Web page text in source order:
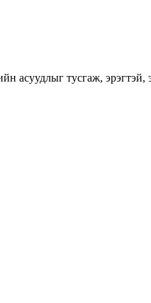
тусгаж, эрэгтэй,